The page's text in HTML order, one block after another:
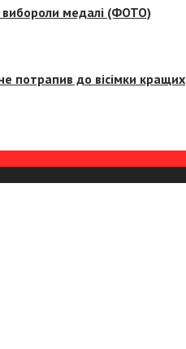
вибороли медалі (ФОТО)
потрапив до вісімки кращих